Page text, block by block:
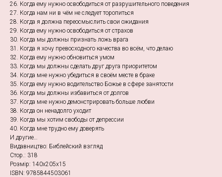
26. Когда ему нужно освободиться от разрушительного поведения
27. Когда нам ни в чём не следует торопиться
28. Когда я должна переосмыслить свои ожидания
29. Когда ему нужно освободиться от страхов
30. Когда мы должны признать ложь врага
31. Когда я хочу превосходного качества во всём, что делаю
32. Когда ему нужно обновиться умом
33. Когда мы должны сделать друг друга приоритетом
34. Когда мне нужно убедиться в своём месте в браке
35. Когда ему нужно водительство Божье в сфере занятости
36. Когда мы должны избавиться от долгов
37. Когда мне нужно демонстрировать больше любви
38. Когда он ненадолго уходит
39. Когда мы хотим свободы от депрессии
40. Когда мне трудно ему доверять
И другие…
Видавництво: Библейский взгляд
Стор.: 318
Розмір: 140х205х15
ISBN: 9785844503061